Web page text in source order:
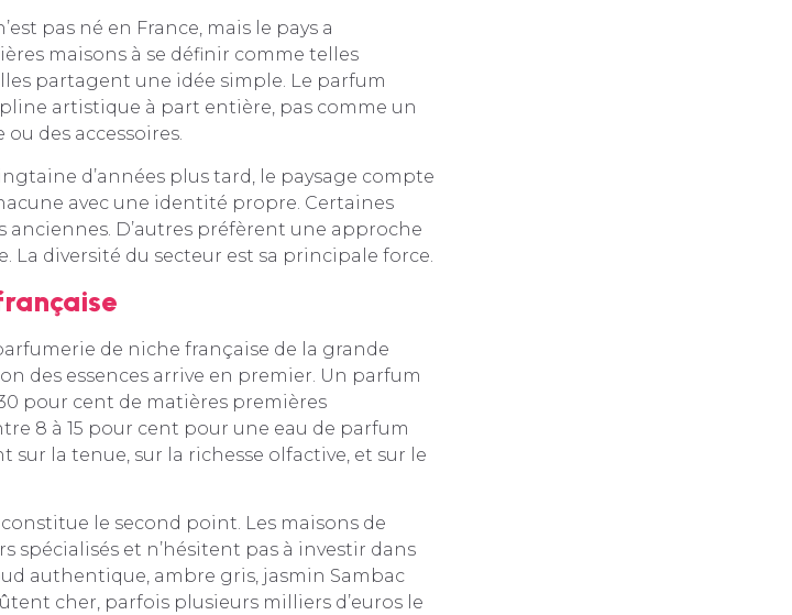
pas né en France, mais le pays a
maisons à se définir comme telles
partagent une idée simple. Le parfum
artistique à part entière, pas comme un
des accessoires.
d’années plus tard, le paysage compte
avec une identité propre. Certaines
D’autres préfèrent une approche
diversité du secteur est sa principale force.
de niche française de la grande
des essences arrive en premier. Un parfum
pour cent de matières premières
8 à 15 pour cent pour une eau de parfum
sur la tenue, sur la richesse olfactive, et sur le
le second point. Les maisons de
spécialisés et n’hésitent pas à investir dans
authentique, ambre gris, jasmin Sambac
cher, parfois plusieurs milliers d’euros le